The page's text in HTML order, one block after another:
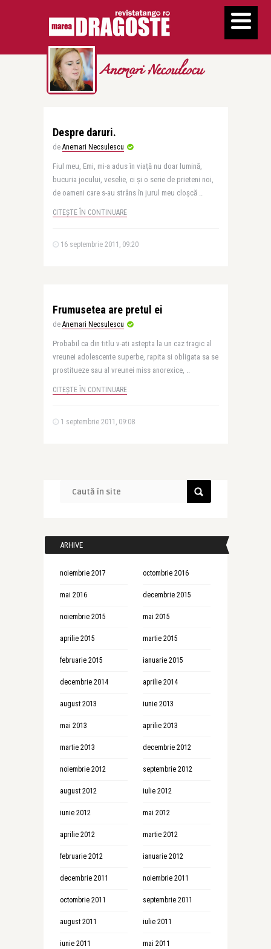
Anemari Necsulescu
Despre daruri.
de Anemari Necsulescu
Fiul meu, Emi, mi-a adus în viaţă nu doar lumină,
bucuria jocului, veselie, ci şi o serie de prieteni noi,
de oameni care s-au strâns în jurul meu cloşcă ..
CITEȘTE ÎN CONTINUARE
16 septembrie 2011, 09:20
Frumusetea are pretul ei
de Anemari Necsulescu
Probabil ca din titlu v-ati astepta la un caz tragic al
vreunei adolescente superbe, rapita si obligata sa se
prostitueze sau al vreunei miss anorexice, ..
CITEȘTE ÎN CONTINUARE
1 septembrie 2011, 09:08
ARHIVE
noiembrie 2017 octombrie 2016
mai 2016 decembrie 2015
noiembrie 2015 mai 2015
aprilie 2015 martie 2015
februarie 2015 ianuarie 2015
decembrie 2014 aprilie 2014
august 2013 iunie 2013
mai 2013 aprilie 2013
martie 2013 decembrie 2012
noiembrie 2012 septembrie 2012
august 2012 iulie 2012
iunie 2012 mai 2012
aprilie 2012 martie 2012
februarie 2012 ianuarie 2012
decembrie 2011 noiembrie 2011
octombrie 2011 septembrie 2011
august 2011 iulie 2011
iunie 2011 mai 2011